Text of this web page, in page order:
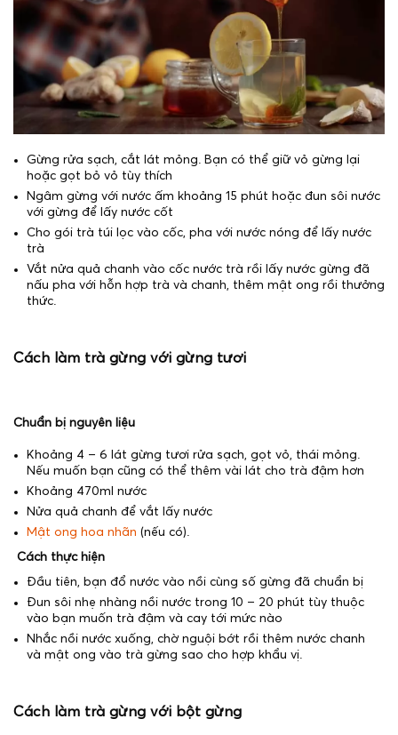
Gừng rửa sạch, cắt lát mỏng. Bạn có thể giữ vỏ gừng lại
hoặc gọt bỏ vỏ tùy thích
Ngâm gừng với nước ấm khoảng 15 phút hoặc đun sôi nước
với gừng để lấy nước cốt
Cho gói trà túi lọc vào cốc, pha với nước nóng để lấy nước
trà
Vắt nửa quả chanh vào cốc nước trà rồi lấy nước gừng đã
nấu pha với hỗn hợp trà và chanh, thêm mật ong rồi thưởng
thức.
Cách làm trà gừng với gừng tươi
Chuẩn bị nguyên liệu
Khoảng 4 – 6 lát gừng tươi rửa sạch, gọt vỏ, thái mỏng.
Nếu muốn bạn cũng có thể thêm vài lát cho trà đậm hơn
Khoảng 470ml nước
Nửa quả chanh để vắt lấy nước
Mật ong hoa nhãn (nếu có).
Cách thực hiện
Đầu tiên, bạn đổ nước vào nồi cùng số gừng đã chuẩn bị
Đun sôi nhẹ nhàng nồi nước trong 10 – 20 phút tùy thuộc
vào bạn muốn trà đậm và cay tới mức nào
Nhắc nồi nước xuống, chờ nguội bớt rồi thêm nước chanh
và mật ong vào trà gừng sao cho hợp khẩu vị.
Cách làm trà gừng với bột gừng